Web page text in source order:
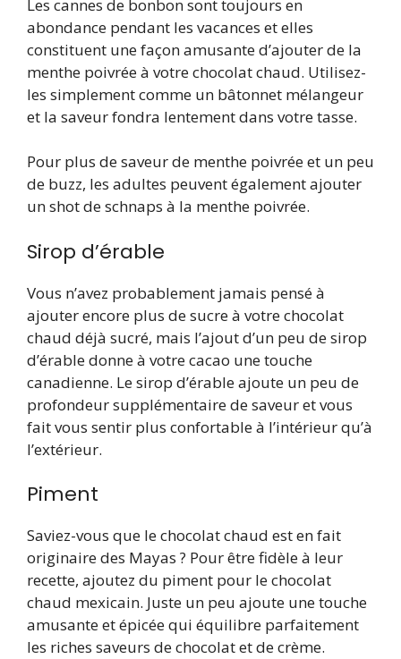
Les cannes de bonbon sont toujours en
abondance pendant les vacances et elles
constituent une façon amusante d’ajouter de la
menthe poivrée à votre chocolat chaud. Utilisez-
les simplement comme un bâtonnet mélangeur
et la saveur fondra lentement dans votre tasse.
Pour plus de saveur de menthe poivrée et un peu
de buzz, les adultes peuvent également ajouter
un shot de schnaps à la menthe poivrée.
Sirop d’érable
Vous n’avez probablement jamais pensé à
ajouter encore plus de sucre à votre chocolat
chaud déjà sucré, mais l’ajout d’un peu de sirop
d’érable donne à votre cacao une touche
canadienne. Le sirop d’érable ajoute un peu de
profondeur supplémentaire de saveur et vous
fait vous sentir plus confortable à l’intérieur qu’à
l’extérieur.
Piment
Saviez-vous que le chocolat chaud est en fait
originaire des Mayas ? Pour être fidèle à leur
recette, ajoutez du piment pour le chocolat
chaud mexicain. Juste un peu ajoute une touche
amusante et épicée qui équilibre parfaitement
les riches saveurs de chocolat et de crème.